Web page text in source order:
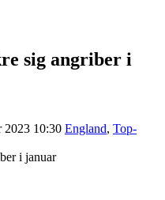
sig angriber i
2023 10:30 England, Top-